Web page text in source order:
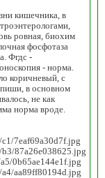
кишечника, в
ровная, биохим
фосфотаза
Фгдс -
- норма.
коричневый, с
в основном
не как
норма вроде.
7eaf69a30d7f.jpg
87a26e038625.jpg
0b65ae144e1f.jpg
aa89ff80194d.jpg